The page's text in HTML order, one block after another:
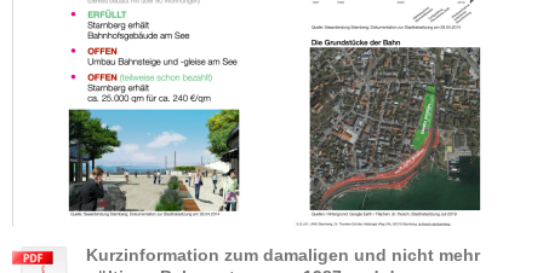
Kurzinformation zum damaligen und nicht mehr